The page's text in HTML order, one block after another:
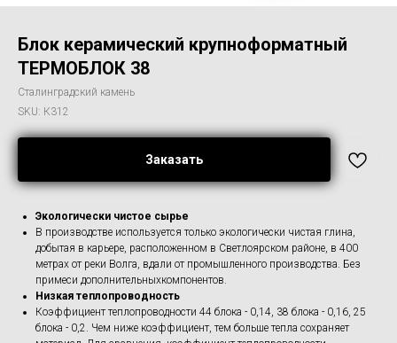
Блок керамический крупноформатный
ТЕРМОБЛОК 38
Сталинградский камень
SKU: К312
Заказать
Экологически чистое сырье
В производстве используется только экологически чистая глина,
добытая в карьере, расположенном в Светлоярском районе, в 400
метрах от реки Волга, вдали от промышленного производства. Без
примеси дополнительныхкомпонентов.
Низкая теплопроводность
Коэффициент теплопроводности 44 блока - 0,14, 38 блока - 0,16, 25
блока - 0,2. Чем ниже коэффициент, тем больше тепла сохраняет